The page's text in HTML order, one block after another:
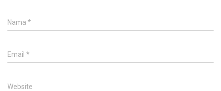
Nama *
Email *
Website